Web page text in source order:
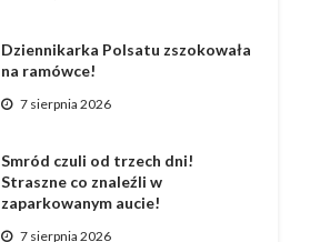
Dziennikarka Polsatu zszokowała
na ramówce!
7 sierpnia 2026
Smród czuli od trzech dni!
Straszne co znaleźli w
zaparkowanym aucie!
7 sierpnia 2026